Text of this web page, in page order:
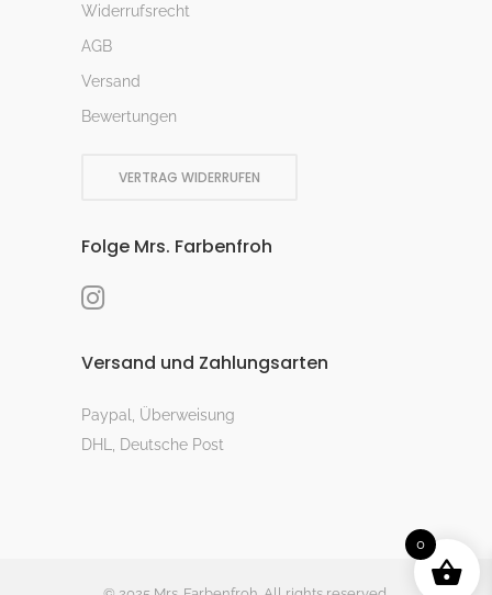
Widerrufsrecht
AGB
Versand
Bewertungen
VERTRAG WIDERRUFEN
Folge Mrs. Farbenfroh
Versand und Zahlungsarten
Paypal, Überweisung
DHL, Deutsche Post
0